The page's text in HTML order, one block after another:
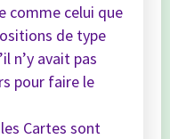
comme celui que
de type
n’y avait pas
pour faire le
Cartes sont